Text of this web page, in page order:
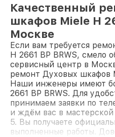
Качественный
шкафов Miele H
Москве
Если вам требуется
H 2661 BP BRWS, смело
сервисный центр в
ремонт Духовых шкафов
Наши инженеры имеют
2661 BP BRWS. Для
принимаем заявки по
и ждём вас в
5. Вы получаете
выполненные работы.